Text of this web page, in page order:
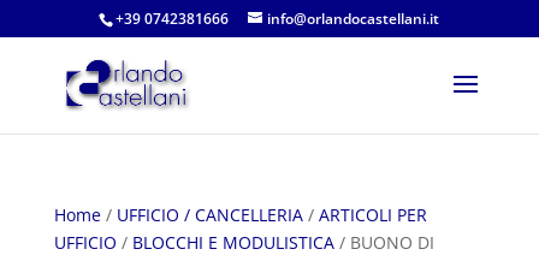
+39 0742381666 info@orlandocastellani.it
Home/ UFFICIO / CANCELLERIA/ ARTICOLI PER
UFFICIO / BLOCCHI E MODULISTICA/ BUONO DI